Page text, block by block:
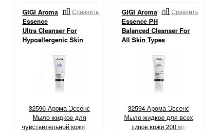
Сравнить
GIGI Aroma
Essence
Ultra Cleanser For
Hypoallergenic Skin
32596 Арома Эссенс
Мыло жидкое для
чувствительной кожи 200
Сравнить
GIGI Aroma
Essence PH
Balanced Cleanser For
All Skin Types
32594 Арома Эссенс
Мыло жидкое для всех
типов кожи 200 мл